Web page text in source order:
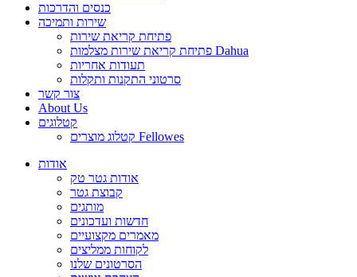
כנסים והדרכות
שירות ותמיכה
פתיחת קריאת שירות
פתיחת קריאת שירות מצלמות Dahua
תעודות אחריות
סרטוני התקנות ותקלות
צור קשר
About Us
קטלוגים
קטלוג מוצרים Fellowes
אודות
אודות גטר טק
קבוצת גטר
מותגים
חדשות ועדכונים
מאמרים מקצועיים
לקוחות ממליצים
הסרטונים שלנו